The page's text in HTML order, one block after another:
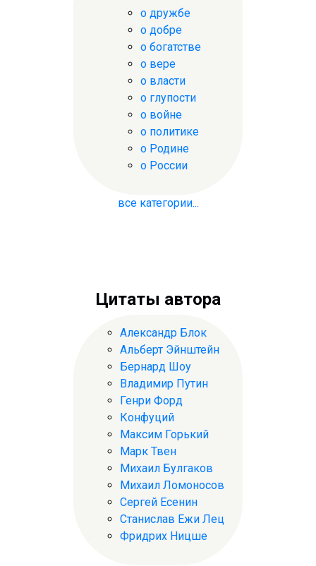
о дружбе
о добре
о богатстве
о вере
о власти
о глупости
о войне
о политике
о Родине
о России
все категории...
Цитаты автора
Александр Блок
Альберт Эйнштейн
Бернард Шоу
Владимир Путин
Генри Форд
Конфуций
Максим Горький
Марк Твен
Михаил Булгаков
Михаил Ломоносов
Сергей Есенин
Станислав Ежи Лец
Фридрих Ницше